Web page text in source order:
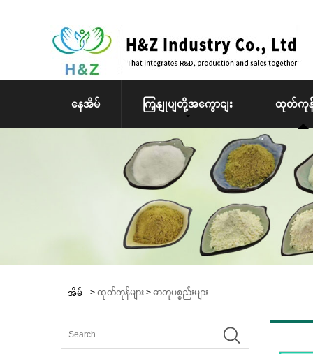
နေအိမ် ကြှနျုပျတို့အကွောငျး ထုတ်ကုန်မ
အိမ် > ထုတ်ကုန်များ > ဓာတုပစ္စည်းများ